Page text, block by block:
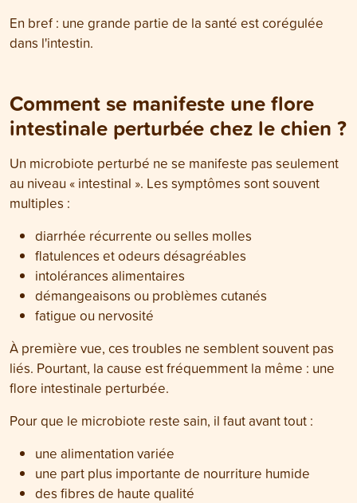
En bref : une grande partie de la santé est corégulée
dans l'intestin.
Comment se manifeste une flore
intestinale perturbée chez le chien ?
Un microbiote perturbé ne se manifeste pas seulement
au niveau « intestinal ». Les symptômes sont souvent
multiples :
diarrhée récurrente ou selles molles
flatulences et odeurs désagréables
intolérances alimentaires
démangeaisons ou problèmes cutanés
fatigue ou nervosité
À première vue, ces troubles ne semblent souvent pas
liés. Pourtant, la cause est fréquemment la même : une
flore intestinale perturbée.
Pour que le microbiote reste sain, il faut avant tout :
une alimentation variée
une part plus importante de nourriture humide
des fibres de haute qualité